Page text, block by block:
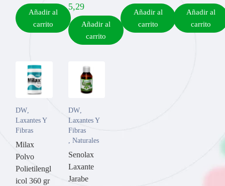
Añadir al
carrito
5,29
Añadir al
carrito
Añadir al
carrito
Añadir al
carrito
DW,
Laxantes Y
Fibras
Milax
Polvo
Polietilengl
icol 360 gr
DW,
Laxantes Y
Fibras
, Naturales
Senolax
Laxante
Jarabe